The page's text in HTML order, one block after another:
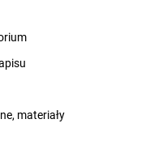
materiały